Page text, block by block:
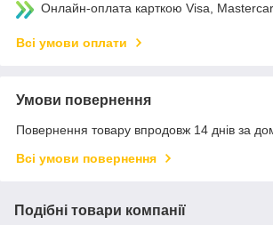
Онлайн-оплата карткою Visa,
Всі умови оплати
Умови повернення
Повернення товару впродовж 14 днів за
Всі умови повернення
Подібні товари компанії